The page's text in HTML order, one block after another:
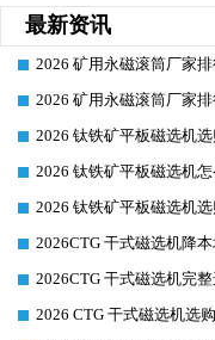
最新资讯
2026 矿用永磁滚筒厂家
2026 矿用永磁滚筒厂家
2026 钛铁矿平板磁选机
2026 钛铁矿平板磁选机
2026 钛铁矿平板磁选机
2026CTG 干式磁选机降
2026CTG 干式磁选机完
2026 CTG 干式磁选机选